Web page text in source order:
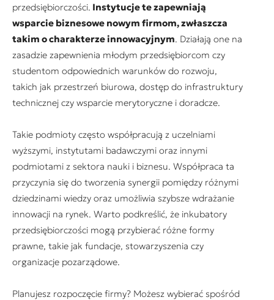
przedsiębiorczości. Instytucje te zapewniają
wsparcie biznesowe nowym firmom, zwłaszcza
takim o charakterze innowacyjnym. Działają one na
zasadzie zapewnienia młodym przedsiębiorcom czy
studentom odpowiednich warunków do rozwoju,
takich jak przestrzeń biurowa, dostęp do infrastruktury
technicznej czy wsparcie merytoryczne i doradcze.
Takie podmioty często współpracują z uczelniami
wyższymi, instytutami badawczymi oraz innymi
podmiotami z sektora nauki i biznesu. Współpraca ta
przyczynia się do tworzenia synergii pomiędzy różnymi
dziedzinami wiedzy oraz umożliwia szybsze wdrażanie
innowacji na rynek. Warto podkreślić, że inkubatory
przedsiębiorczości mogą przybierać różne formy
prawne, takie jak fundacje, stowarzyszenia czy
organizacje pozarządowe.
Planujesz rozpoczęcie firmy? Możesz wybierać spośród